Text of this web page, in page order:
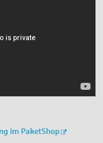
im PaketShop